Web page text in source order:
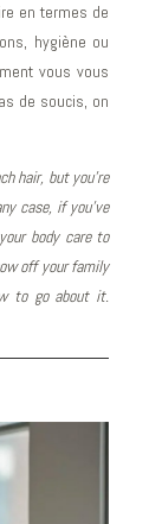
en termes de
hygiène ou
vous vous
de soucis, on
hair, but you’re
case, if you’ve
body care to
off your family
to go about it.